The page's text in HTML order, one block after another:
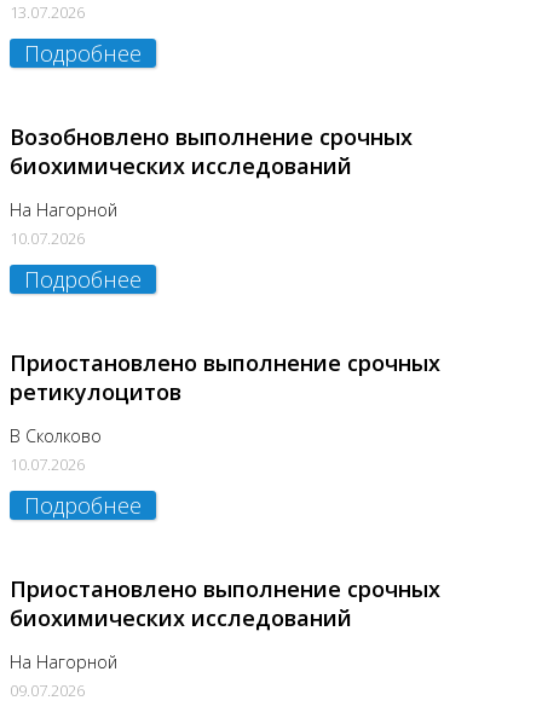
13.07.2026
Подробнее
Возобновлено выполнение срочных
биохимических исследований
На Нагорной
10.07.2026
Подробнее
Приостановлено выполнение срочных
ретикулоцитов
В Сколково
10.07.2026
Подробнее
Приостановлено выполнение срочных
биохимических исследований
На Нагорной
09.07.2026